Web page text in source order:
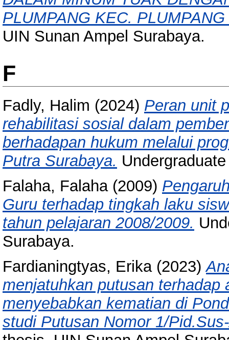
PLUMPANG KEC.
UIN Sunan Ampel Surabaya.
F
Fadly, Halim (2024) Peran unit
rehabilitasi sosial dalam
berhadapan hukum melalui
Putra Surabaya.
Falaha, Falaha(2009)
Guru terhadap tingkah laku
tahun pelajaran 2008/2009.
Surabaya.
Fardianingtyas, Erika(2023)
menjatuhkan putusan
menyebabkan kematian di
studi Putusan Nomor 1/